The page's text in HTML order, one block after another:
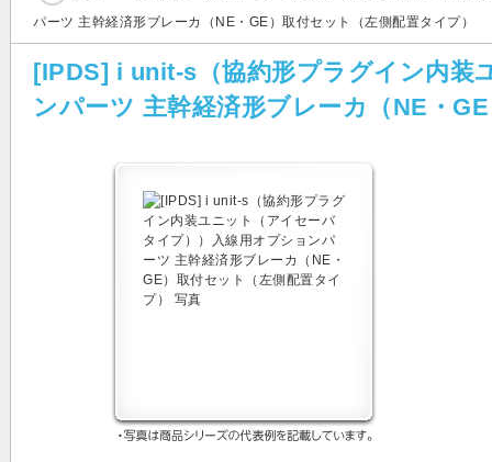
パーツ 主幹経済形ブレーカ（NE・GE）取付セット（左側配置タイプ）
[IPDS] i unit-s（協約形プラグイン内装
ンパーツ 主幹経済形ブレーカ（NE・